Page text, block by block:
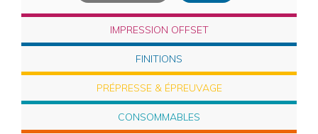
IMPRESSION OFFSET
FINITIONS
PRÉPRESSE & ÉPREUVAGE
CONSOMMABLES